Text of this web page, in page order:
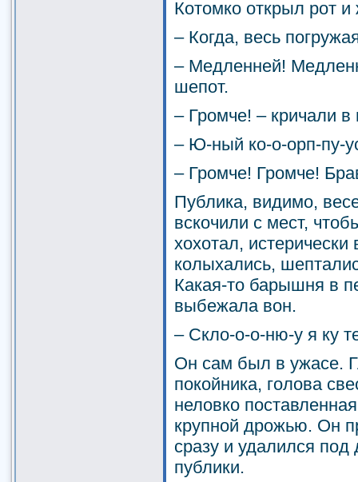
Котомко открыл рот
– Когда, весь
– Медленней!
шепот.
– Громче! – кричали в
– Ю-ный ко-о-орп-пу-
– Громче! Громче!
Публика, видимо,
вскочили с мест,
хохотал, истерически
колыхались,
Какая-то барышня в
выбежала вон.
– Скло-о-о-ню-у я ку
Он сам был в ужасе.
покойника, голова
неловко
крупной дрожью. Он
сразу и удалился
публики.